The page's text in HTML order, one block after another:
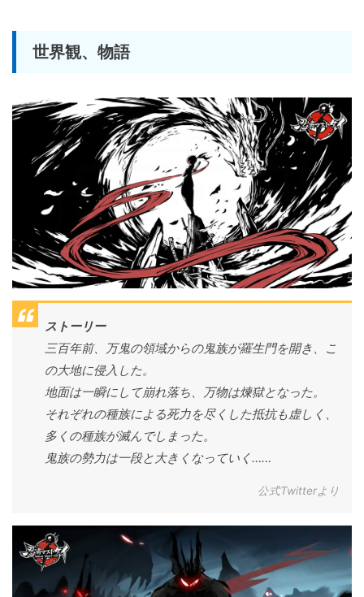
世界観、物語
ストーリー
三百年前、万鬼の領域からの鬼族が羅生門を開き、こ
の大地に侵入した。
地面は一瞬にして崩れ落ち、万物は煉獄となった。
それぞれの種族による死力を尽くした抵抗も虚しく、
多くの種族が滅んでしまった。
鬼族の勢力は一段と大きくなっていく……
公式Twitterより